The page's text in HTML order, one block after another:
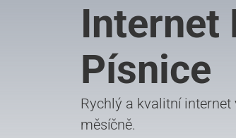
Internet
Písnice
Rychlý a kvalitní
měsíčně.